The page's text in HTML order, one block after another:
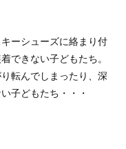
ーシューズに絡まり付
できない子どもたち。
転んでしまったり、深
子どもたち・・・